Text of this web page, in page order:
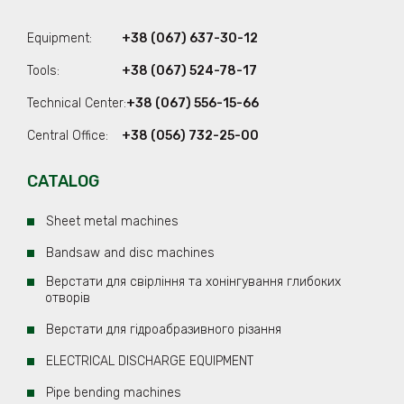
станка – тем больше толщина металлов, с которыми смогут
средней мощности, без труда, справляются с листовым
металлом толщиной до 10 миллиметров.
Еще одной особенностью гидравлических ножниц можно
нарезать металл необходимой формы и размеров с
использовать гидравлические гильотинные ножницы не
только на предприятиях по производству запчастей, но и в
авиационного алюминия, титана и других высокопрочных
Из чего состоят гидравлические гильотинные
ножницыдля резки металла
Equipment: +38 (067) 637-30-12
Tools: +38 (067) 524-78-17
Technical Center:+38 (067) 556-15-66
Central Office: +38 (056) 732-25-00
CATALOG
Sheet metal machines
Bandsaw and disc machines
Верстати для свірління та хонінгування глибоких
отворів
Верстати для гідроабразивного різання
ELECTRICAL DISCHARGE EQUIPMENT
Pipe bending machines